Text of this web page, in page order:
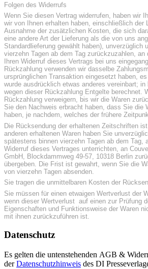
Folgen des Widerrufs
Wenn Sie diesen Vertrag widerrufen, haben wir
wir von Ihnen erhalten haben, einschließlich der
Ausnahme der zusätzlichen Kosten, die sich
eine andere Art der Lieferung als die von uns
Standardlieferung gewählt haben), unverzüglich
vierzehn Tagen ab dem Tag zurückzuzahlen,
Ihren Widerruf dieses Vertrags bei uns
Rückzahlung verwenden wir dasselbe
ursprünglichen Transaktion eingesetzt haben,
wurde ausdrücklich etwas anderes vereinbart;
wegen dieser Rückzahlung Entgelte berechnet.
Rückzahlung verweigern, bis wir die Waren
Sie den Nachweis erbracht haben, dass Sie die
haben, je nachdem, welches der frühere
Die Rücksendung der erhaltenen Zeitschriften
anderen erhaltenen Waren haben Sie
spätestens binnen vierzehn Tagen ab dem Tag,
Widerruf dieses Vertrages unterrichten, an
GmbH, Blockdammweg 49-57, 10318 Berlin
übergeben. Die Frist ist gewahrt, wenn Sie die
von vierzehn Tagen absenden.
Sie tragen die unmittelbaren Kosten der
Sie müssen für einen etwaigen Wertverlust der
wenn dieser Wertverlust auf einen zur Prüfung
Eigenschaften und Funktionsweise der Waren
mit ihnen zurückzuführen ist.
Datenschutz
Es gelten die untenstehenden AGB &
derDatenschutzhinweis des DI